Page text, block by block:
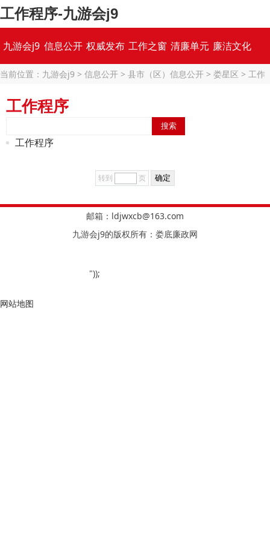
工作程序-九游会j9
九游会j9 信息公开 权威发布 工作之窗 清廉单元 廉洁文化
专题集锦
当前位置： 九游会j9 > 信息公开 > 县市（区）信息公开 > 娄星区 > 工作
工作程序
工作程序
转到 页
邮箱： ldjwxcb@163.com
九游会j9的版权所有：娄底廉政网
"));
网站地图